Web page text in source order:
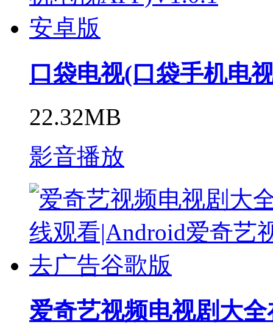
口袋电视(口袋手机电
22.32MB
影音播放
爱奇艺视频电视剧大